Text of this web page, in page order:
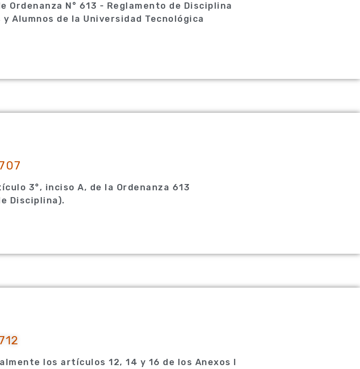
Ordenanza N° 613 - Reglamento de Disciplina
Alumnos de la Universidad Tecnológica
3°, inciso A, de la Ordenanza 613
Disciplina).
los artículos 12, 14 y 16 de los Anexos I